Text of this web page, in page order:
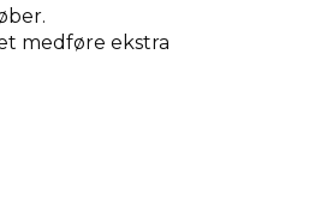
medføre ekstra